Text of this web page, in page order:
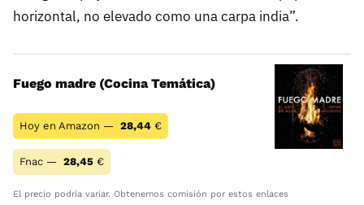
horizontal, no elevado como una carpa india”.
Fuego madre (Cocina Temática)
Hoy en Amazon — 28,44 €
Fnac — 28,45 €
El precio podría variar. Obtenemos comisión por estos enlaces